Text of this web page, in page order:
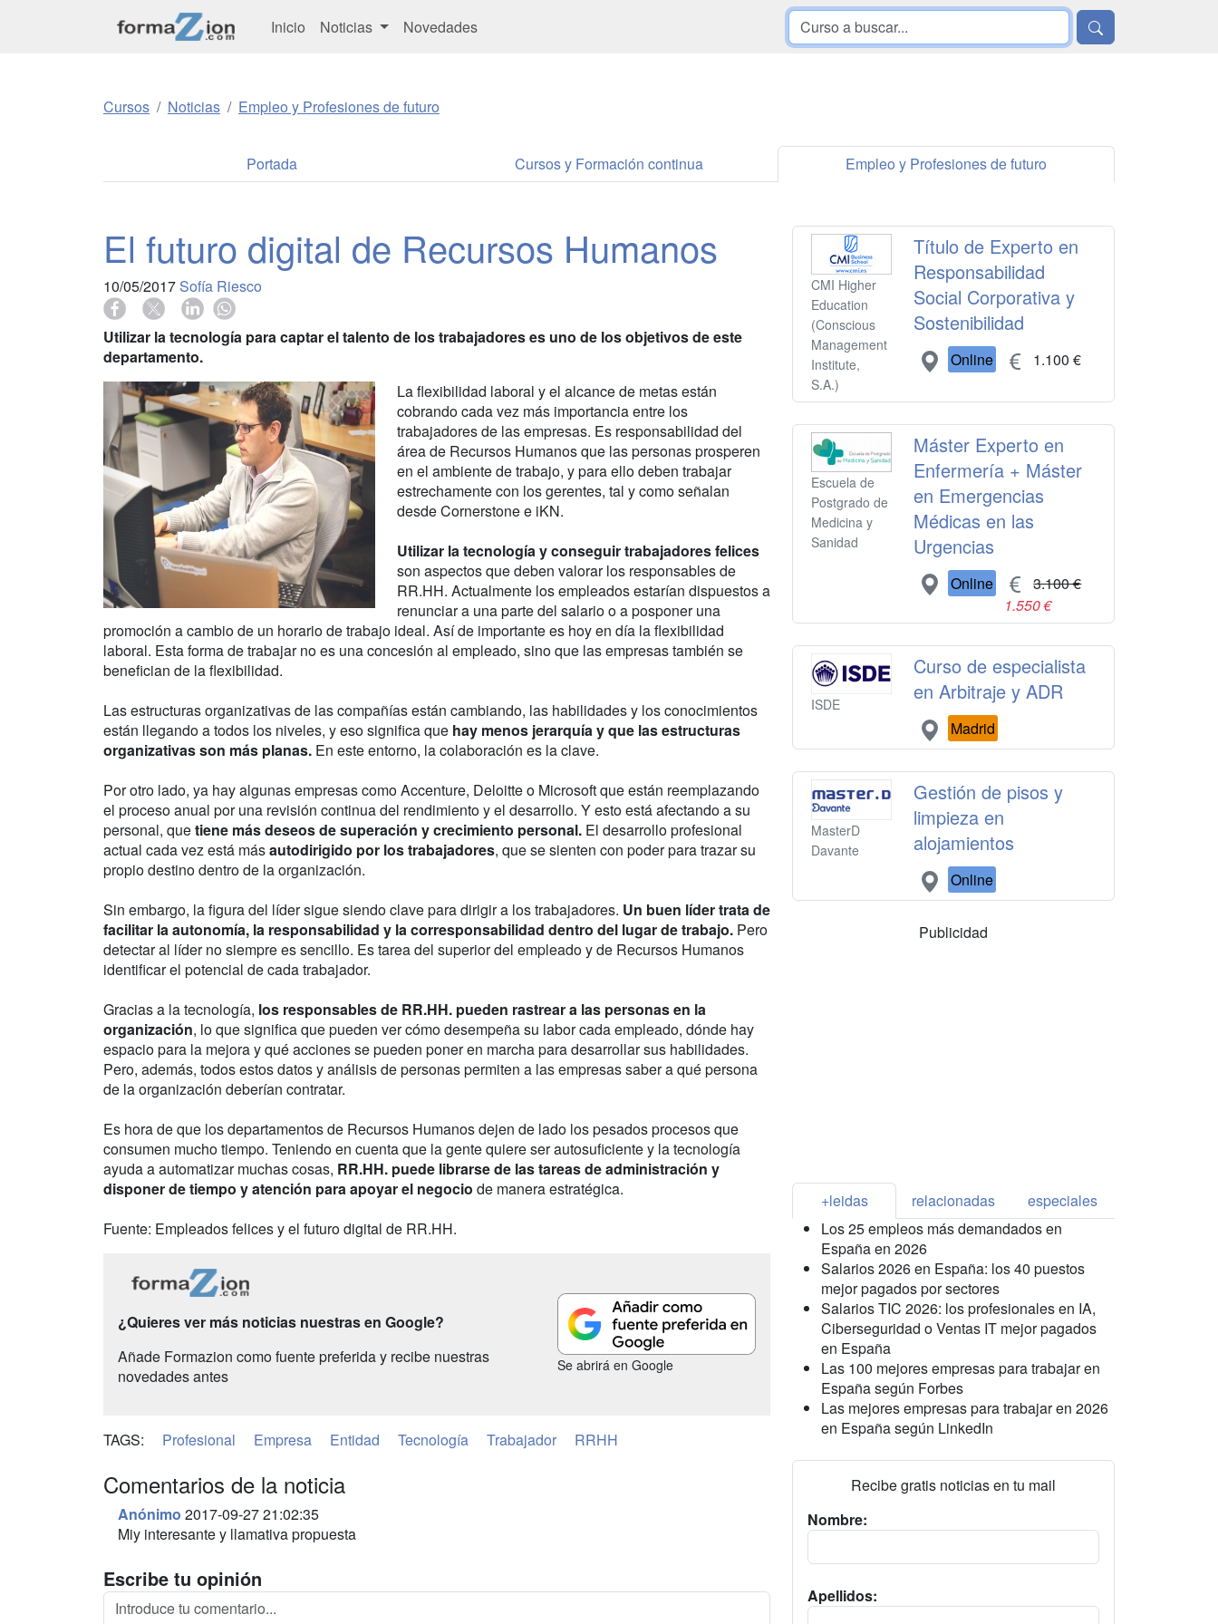
Inicio Noticias Novedades
Cursos Noticias Empleo y Profesiones de futuro
Portada Cursos y Formación continua Empleo y Profesiones de futuro
El futuro digital de Recursos Humanos
10/05/2017 Sofía Riesco
Utilizar la tecnología para captar el talento de los trabajadores es uno de los objetivos de este
departamento.
La flexibilidad laboral y el alcance de metas están
cobrando cada vez más importancia entre los
trabajadores de las empresas. Es responsabilidad del
área de Recursos Humanos que las personas prosperen
en el ambiente de trabajo, y para ello deben trabajar
estrechamente con los gerentes, tal y como señalan
desde Cornerstone e iKN.
Utilizar la tecnología y conseguir trabajadores felices
son aspectos que deben valorar los responsables de
RR.HH. Actualmente los empleados estarían dispuestos a
renunciar a una parte del salario o a posponer una
promoción a cambio de un horario de trabajo ideal. Así de importante es hoy en día la flexibilidad
laboral. Esta forma de trabajar no es una concesión al empleado, sino que las empresas también se
benefician de la flexibilidad.
Las estructuras organizativas de las compañías están cambiando, las habilidades y los conocimientos
están llegando a todos los niveles, y eso significa que hay menos jerarquía y que las estructuras
organizativas son más planas. En este entorno, la colaboración es la clave.
Por otro lado, ya hay algunas empresas como Accenture, Deloitte o Microsoft que están reemplazando
el proceso anual por una revisión continua del rendimiento y el desarrollo. Y esto está afectando a su
personal, quetiene más deseos de superación y crecimiento personal. El desarrollo profesional
actual cada vez está másautodirigido por los trabajadores, que se sienten con poder para trazar su
propio destino dentro de la organización.
Sin embargo, la figura del líder sigue siendo clave para dirigir a los trabajadores. Un buen líder trata de
facilitar la autonomía, la responsabilidad y la corresponsabilidad dentro del lugar de trabajo. Pero
detectar al líder no siempre es sencillo. Es tarea del superior del empleado y de Recursos Humanos
identificar el potencial de cada trabajador.
Gracias a la tecnología, los responsables de RR.HH. pueden rastrear a las personas en la
organización, lo que significa que pueden ver cómo desempeña su labor cada empleado, dónde hay
espacio para la mejora y qué acciones se pueden poner en marcha para desarrollar sus habilidades.
Pero, además, todos estos datos y análisis de personas permiten a las empresas saber a qué persona
de la organización deberían contratar.
Es hora de que los departamentos de Recursos Humanos dejen de lado los pesados procesos que
consumen mucho tiempo. Teniendo en cuenta que la gente quiere ser autosuficiente y la tecnología
ayuda a automatizar muchas cosas, RR.HH. puede librarse de las tareas de administración y
disponer de tiempo y atención para apoyar el negocio de manera estratégica.
Fuente: Empleados felices y el futuro digital de RR.HH.
¿Quieres ver más noticias nuestras en Google?
Añade Formazion como fuente preferida y recibe nuestras
novedades antes
Se abrirá en Google
TAGS: Profesional Empresa Entidad Tecnología Trabajador RRHH
Comentarios de la noticia
Anónimo 2017-09-27 21:02:35
Miy interesante y llamativa propuesta
Escribe tu opinión
CMI Higher
Education
(Conscious
Management
Institute,
S.A.)
Título de Experto en
Responsabilidad
Social Corporativa y
Sostenibilidad
Online 1.100 €
Escuela de
Postgrado de
Medicina y
Sanidad
Máster Experto en
Enfermería + Máster
en Emergencias
Médicas en las
Urgencias
Online
3.100 €
1.550 €
ISDE
Curso de especialista
en Arbitraje y ADR
Madrid
MasterD
Davante
Gestión de pisos y
limpieza en
alojamientos
Online
Publicidad
+leidas relacionadas
especiales
Los 25 empleos más demandados en
España en 2026
Salarios 2026 en España: los 40 puestos
mejor pagados por sectores
Salarios TIC 2026: los profesionales en IA,
Ciberseguridad o Ventas IT mejor pagados
en España
Las 100 mejores empresas para trabajar en
España según Forbes
Las mejores empresas para trabajar en 2026
en España según LinkedIn
Recibe gratis noticias en tu mail
Nombre:
Apellidos: